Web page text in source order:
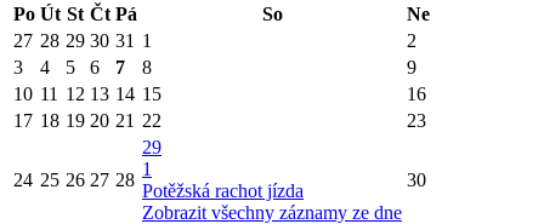
Po Út St Čt Pá So
Ne
27 28 29 30 31 1
2
3
4 5 6 7 8
9
10 11 12 13 14 15
16
17 18 19 20 21 22 23
24 25 26 27 28
29
1
Potěžská rachot jízda
Zobrazit všechny záznamy ze dne
30